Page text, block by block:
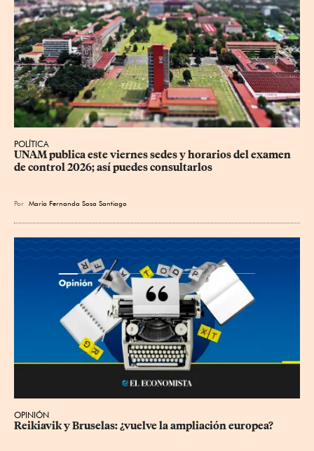
POLÍTICA
UNAM publica este viernes sedes y horarios del examen
de control 2026; así puedes consultarlos
Por María Fernanda Sosa Santiago
OPINIÓN
Reikiavik y Bruselas: ¿vuelve la ampliación europea?